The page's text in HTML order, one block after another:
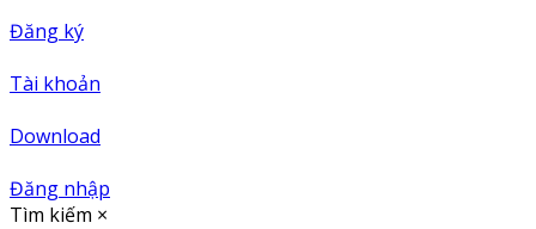
Đăng ký
Tài khoản
Download
Đăng nhập
Tìm kiếm ×